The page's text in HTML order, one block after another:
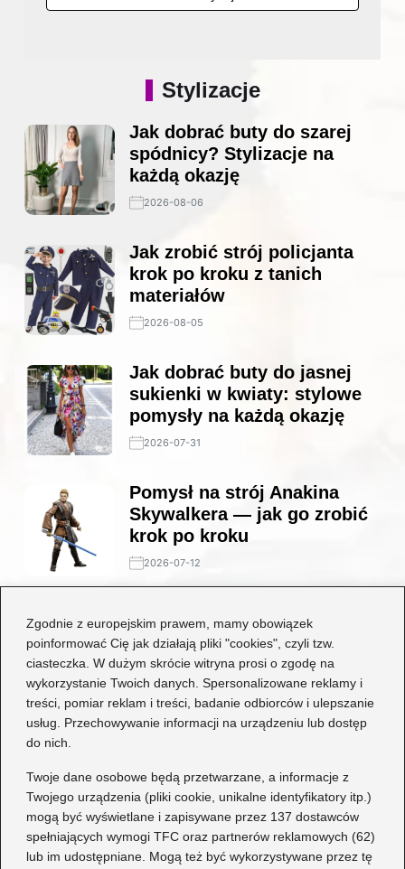
Zgodnie z europejskim prawem, mamy obowiązek
poinformować Cię jak działają pliki "cookies", czyli tzw.
ciasteczka. W dużym skrócie witryna prosi o zgodę na
wykorzystanie Twoich danych. Spersonalizowane reklamy i
treści, pomiar reklam i treści, badanie odbiorców i ulepszanie
usług. Przechowywanie informacji na urządzeniu lub dostęp
do nich.
Twoje dane osobowe będą przetwarzane, a informacje z
Twojego urządzenia (pliki cookie, unikalne identyfikatory itp.)
mogą być wyświetlane i zapisywane przez 137 dostawców
spełniających wymogi TFC oraz partnerów reklamowych (62)
lub im udostępniane. Mogą też być wykorzystywane przez tę
Stylizacje
Jak dobrać buty do szarej
spódnicy? Stylizacje na
każdą okazję
2026-08-06
Jak zrobić strój policjanta
krok po kroku z tanich
materiałów
2026-08-05
Jak dobrać buty do jasnej
sukienki w kwiaty: stylowe
pomysły na każdą okazję
2026-07-31
Pomysł na strój Anakina
Skywalkera — jak go zrobić
krok po kroku
2026-07-12
buty będą idealne do czarnej
koronkowej sukienki?
2026-06-29
Kategorie
Dziecko(17)
Moda(67)
Obuwie(76)
Odzież(7)